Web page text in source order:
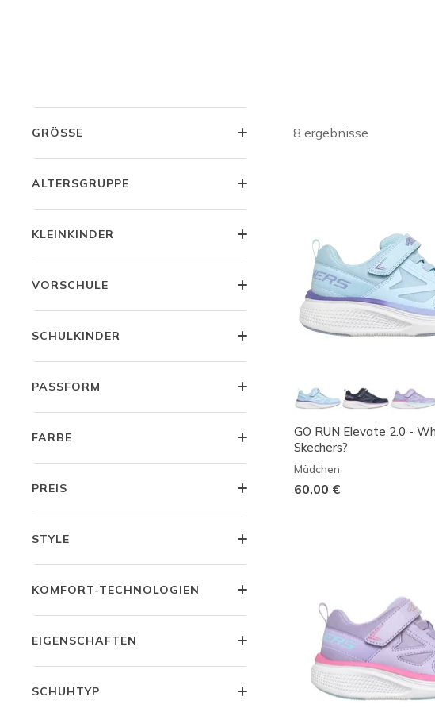
GRÖSSE
ALTERSGRUPPE
KLEINKINDER
VORSCHULE
SCHULKINDER
PASSFORM
FARBE
PREIS
STYLE
KOMFORT-TECHNOLOGIEN
EIGENSCHAFTEN
SCHUHTYP
8 ergebnisse
GO RUN Elevate 2.0 -
Skechers?
Mädchen
60,00 €